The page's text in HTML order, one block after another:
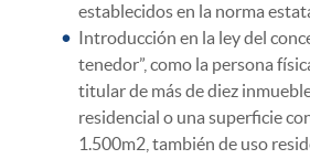
establecidos en la norma
Introducción en la ley del
tenedor”, como la persona
titular de más de diez
residencial o una superficie
1.500m2, también de uso